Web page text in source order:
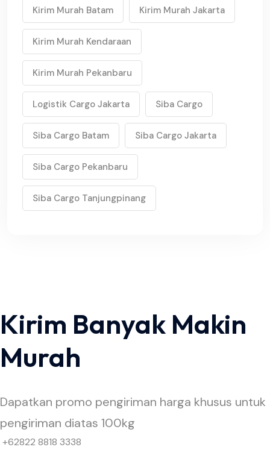
Kirim Murah Batam Kirim Murah Jakarta
Kirim Murah Kendaraan
Kirim Murah Pekanbaru
Logistik Cargo Jakarta Siba Cargo
Siba Cargo Batam Siba Cargo Jakarta
Siba Cargo Pekanbaru
Siba Cargo Tanjungpinang
Kirim Banyak Makin
Murah
Dapatkan promo pengiriman harga khusus untuk
pengiriman diatas 100kg
+62822 8818 3338